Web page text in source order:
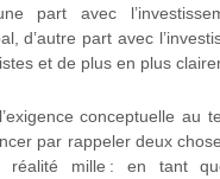
part avec
d’autre part avec
et de plus en plus
conceptuelle
par rappeler deux
mille : en tant